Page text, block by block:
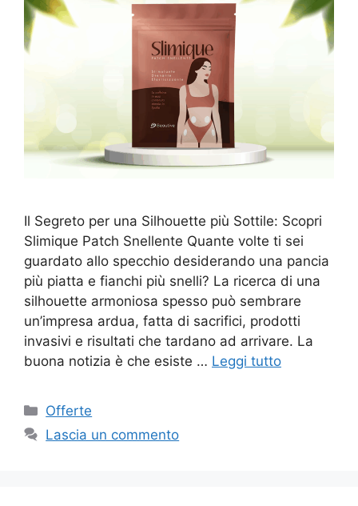
Il Segreto per una Silhouette più Sottile: Scopri
Slimique Patch Snellente Quante volte ti sei
guardato allo specchio desiderando una pancia
più piatta e fianchi più snelli? La ricerca di una
silhouette armoniosa spesso può sembrare
un’impresa ardua, fatta di sacrifici, prodotti
invasivi e risultati che tardano ad arrivare. La
buona notizia è che esiste … Leggi tutto
Categorie
Offerte
Lascia un commento